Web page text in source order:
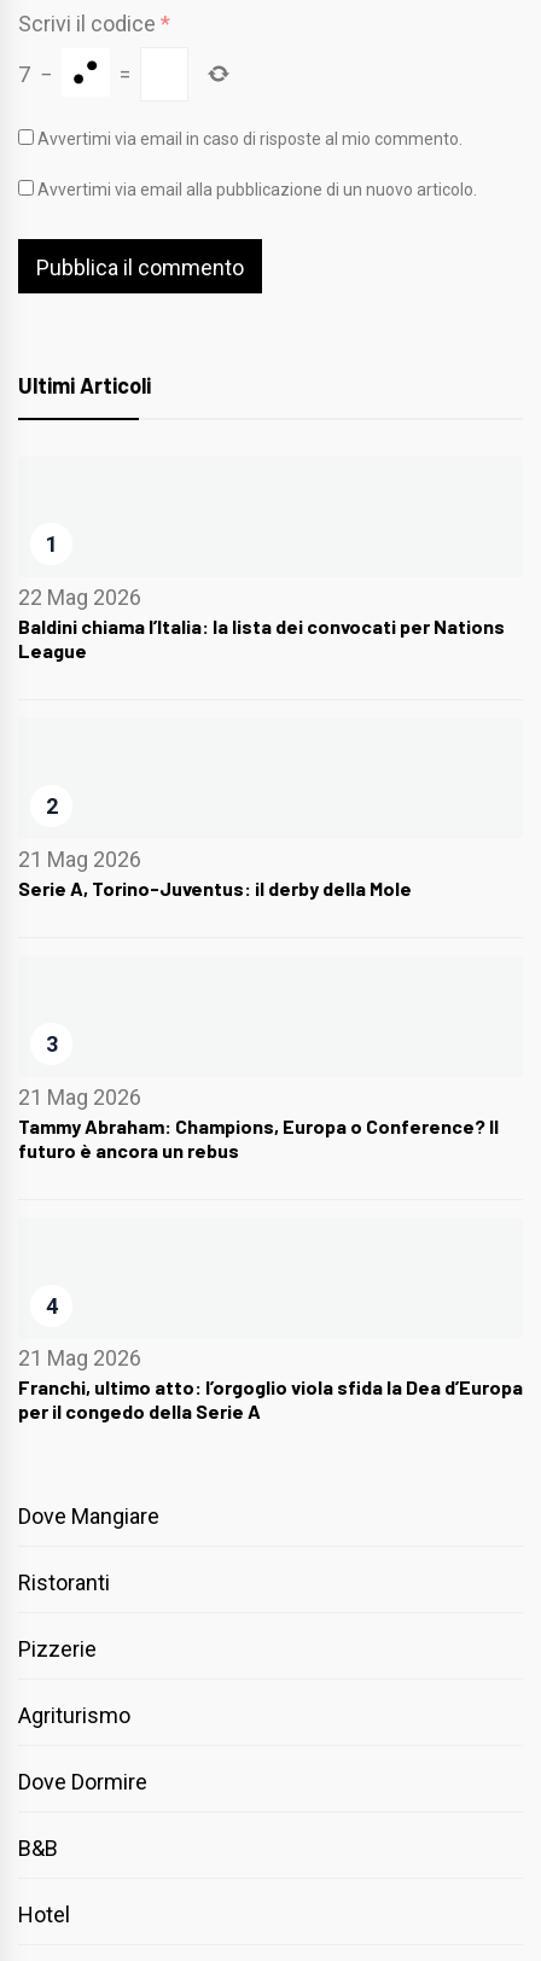
Scrivi il codice *
7 − =
Avvertimi via email in caso di risposte al mio commento.
Avvertimi via email alla pubblicazione di un nuovo articolo.
Ultimi Articoli
1
22 Mag 2026
Baldini chiama l’Italia: la lista dei convocati per Nations
League
2
21 Mag 2026
Serie A, Torino-Juventus: il derby della Mole
3
21 Mag 2026
Tammy Abraham: Champions, Europa o Conference? Il
futuro è ancora un rebus
4
21 Mag 2026
Franchi, ultimo atto: l’orgoglio viola sfida la Dea d’Europa
per il congedo della Serie A
Dove Mangiare
Ristoranti
Pizzerie
Agriturismo
Dove Dormire
B&B
Hotel